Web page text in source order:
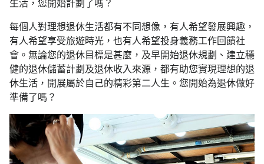
生活，您開始計劃了嗎？
每個人對理想退休生活都有不同想像，有人希望發展興趣，
有人希望享受旅遊時光，也有人希望投身義務工作回饋社
會。無論您的退休目標是甚麼，及早開始退休規劃、建立穩
健的退休儲蓄計劃及退休收入來源，都有助您實現理想的退
休生活，開展屬於自己的精彩第二人生。您開始為退休做好
準備了嗎？